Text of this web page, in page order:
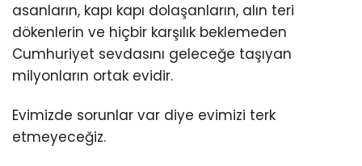
asanların, kapı kapı dolaşanların, alın teri
dökenlerin ve hiçbir karşılık beklemeden
Cumhuriyet sevdasını geleceğe taşıyan
milyonların ortak evidir.
Evimizde sorunlar var diye evimizi terk
etmeyeceğiz.